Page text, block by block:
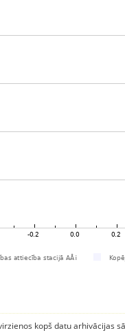
kopš datu arhivācijas